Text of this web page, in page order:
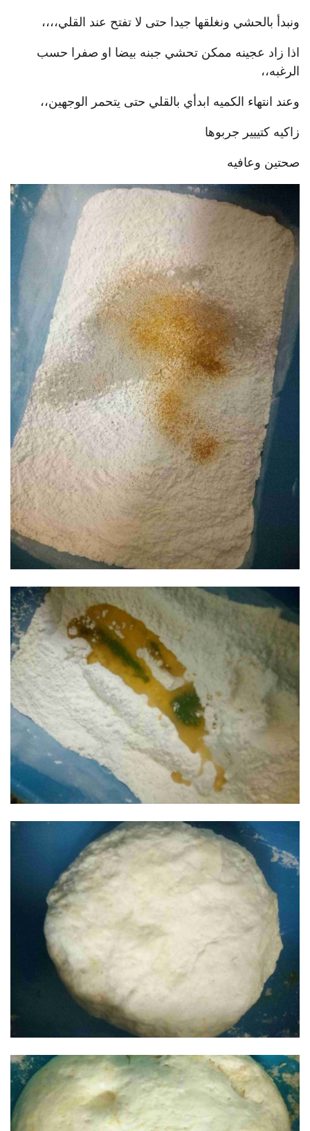
ونبدأ بالحشي ونغلقها جيدا حتى لا تفتح عند القلي،،،،
اذا زاد عجينه ممكن تحشي جبنه بيضا او صفرا حسب
الرغبه،،
وعند انتهاء الكميه ابدأي بالقلي حتى يتحمر الوجهين،،
زاكيه كتييير جربوها
صحتين وعافيه